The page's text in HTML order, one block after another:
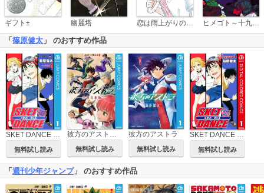
ギフト± 幽麗塔 恋は雨上がりのように ヒメゴト～十九歳の制服～
「 篠原健太 」 のおすすめ作品
無料試し読み
彼方のアストラ 全巻合本版
無料試し読み
彼方のアストラ
無料試し読み 無料試し読み
「週刊少年ジャンプ」 のおすすめ作品